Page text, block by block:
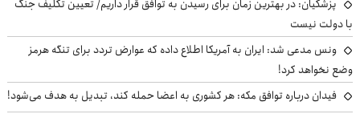
پزشکیان‌: در بهترین زمان برای رسیدن به توافق قرار داریم/ تعیین تکلیف جنگ
با دولت نیست
ونس مدعی شد: ایران به آمریکا اطلاع داده که عوارض تردد برای تنگه هرمز
وضع نخواهد کرد!
فیدان درباره توافق مکه: هر کشوری به اعضا حمله کند، تبدیل به هدف می‌شود!